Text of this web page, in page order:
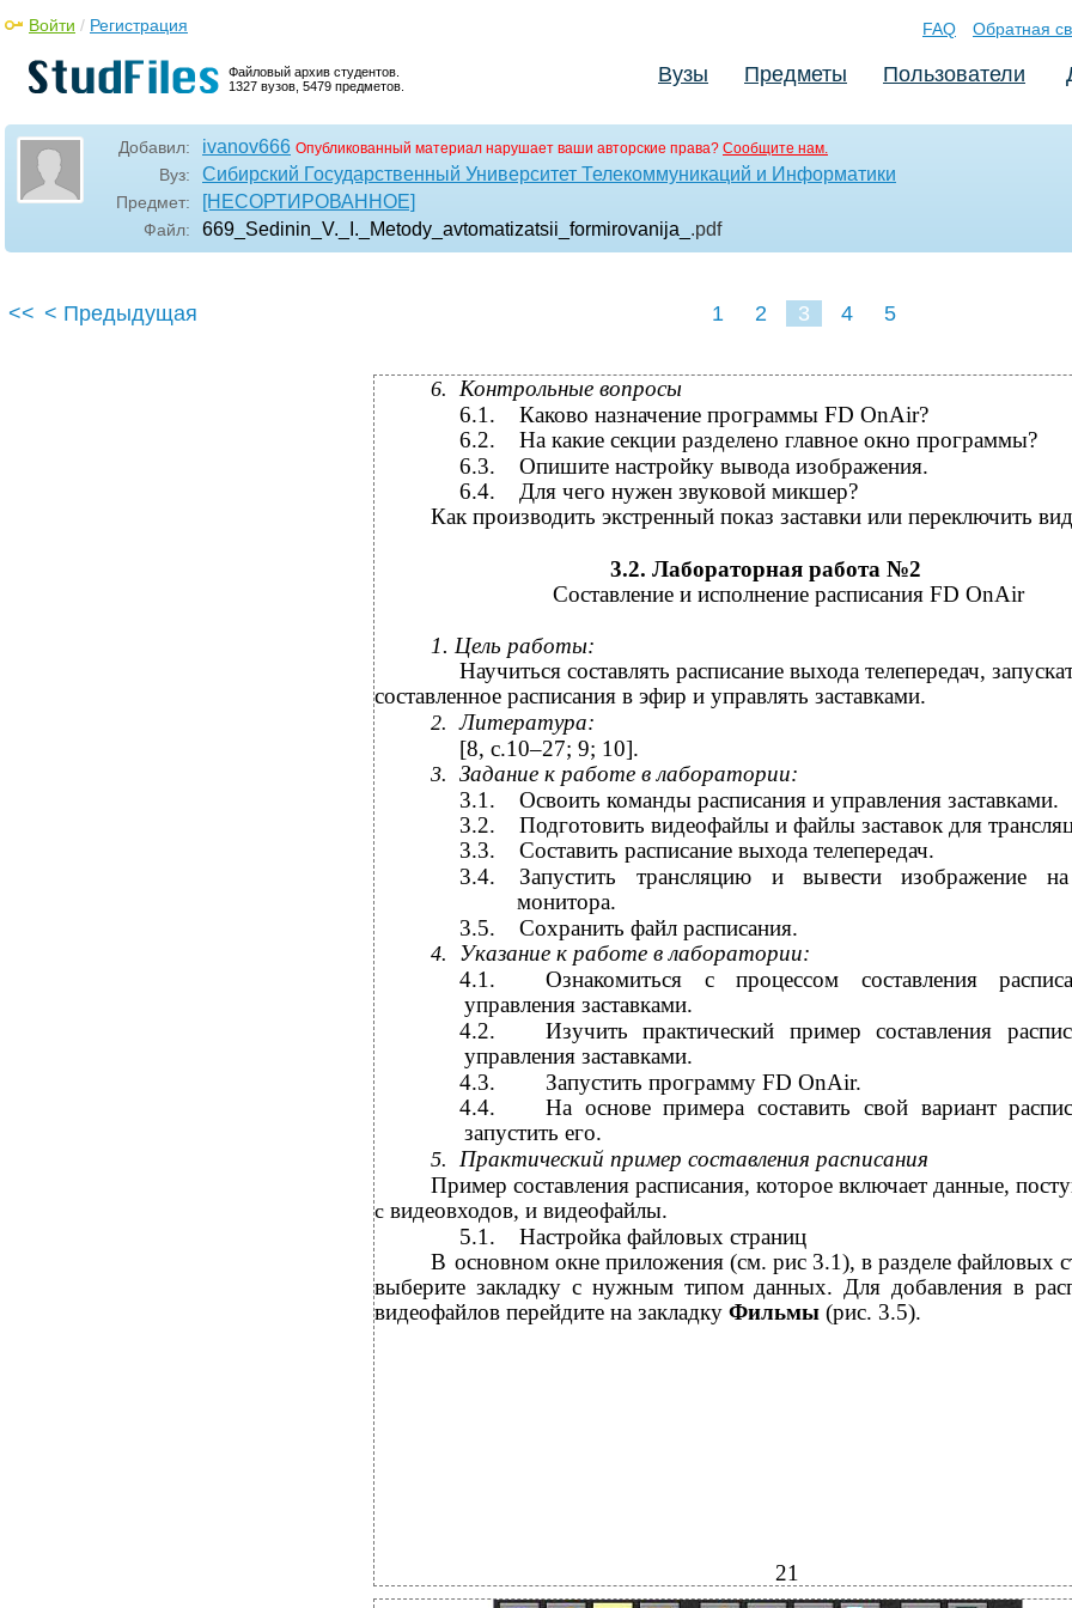
Файловый архив студентов.
1327 вузов, 5479 предметов.
Войти / Регистрация FAQ Обратная
Вузы Предметы Пользователи
Добавил: ivanov666 Опубликованный материал нарушает ваши авторские права? Сообщите нам.
Вуз: Сибирский Государственный Университет Телекоммуникаций и Информатики
Предмет: [НЕСОРТИРОВАННОЕ]
Файл: 669_Sedinin_V._I._Metody_avtomatizatsii_formirovanija_ .pdf
<< < Предыдущая 1 2 3 4 5
6.
Контрольные вопросы
6.1.
Каково назначение программы FD OnAir?
6.2.
На какие секции разделено главное окно программы?
6.3.
Опишите настройку вывода изображения.
6.4.
Для чего нужен звуковой микшер?
Как производить экстренный показ заставки или переключить
3.2. Лабораторная работа №2
Составление и исполнение расписания FD OnAir
1. Цель работы:
Научиться составлять расписание выхода телепередач,
составленное расписания в эфир и управлять заставками.
2. Литература:
[8, c.10–27; 9; 10].
3. Задание к работе в лаборатории:
3.1.
Освоить команды расписания и управления заставками.
3.2.
Подготовить видеофайлы и файлы заставок для
3.3.
Составить расписание выхода телепередач.
3.4.
Запустить трансляцию и вывести изображение
монитора.
3.5.
Сохранить файл расписания.
4.
Указание к работе в лаборатории:
4.1.
Ознакомиться с процессом составления
управления заставками.
4.2.
Изучить практический пример составления
управления заставками.
4.3.
Запустить программу FD OnAir.
4.4.
На основе примера составить свой вариант
запустить его.
5.
Практический пример составления расписания
Пример составления расписания, которое включает данные,
с видеовходов, и видеофайлы.
5.1.
Настройка файловых страниц
В основном окне приложения (см. рис 3.1), в разделе файловых
выберите закладку с нужным типом данных. Для добавления в
видеофайлов перейдите на закладку Фильмы (рис. 3.5).
21